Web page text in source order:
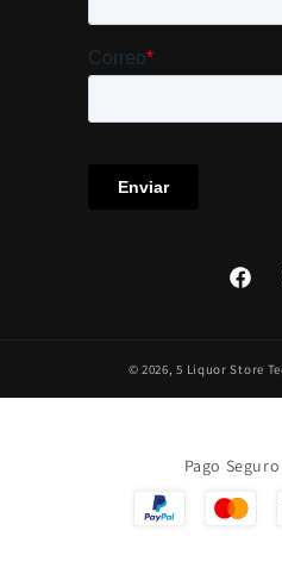
© 2026,5 Liquor Store
Pago